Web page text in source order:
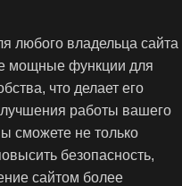
любого владельца сайта
мощные функции для
что делает его
работы вашего
сможете не только
безопасность,
сайтом более